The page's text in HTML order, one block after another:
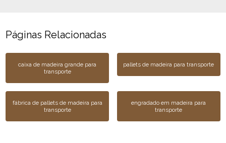
Páginas Relacionadas
caixa de madeira grande para
transporte
pallets de madeira para transporte
fábrica de pallets de madeira para
transporte
engradado em madeira para
transporte